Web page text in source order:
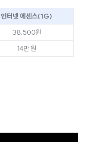
인터넷 에센스(1G)
38,500원
14만 원